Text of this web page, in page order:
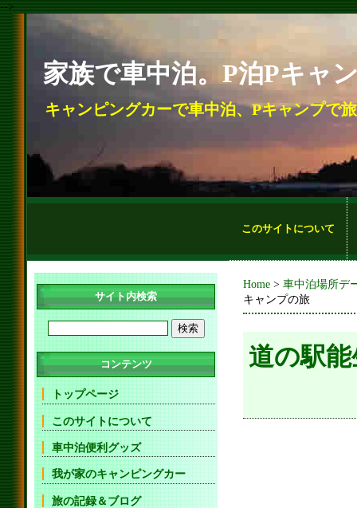
-->
家族で車中泊。P泊Pキャ
キャンピングカーで車中泊、Pキャンプで
このサイトについて
Home > 車中泊場所デ
キャンプの旅
道の駅
サイト内検索
コンテンツ
トップページ
このサイトについて
車中泊便利グッズ
我が家のキャンピングカー
旅の記録＆ブログ